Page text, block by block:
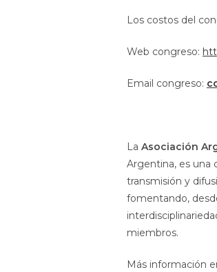
Los costos del
Web congreso:
Email congreso:
La Asociación
Argentina, es una
transmisión y
fomentando,
miembros.
Más información